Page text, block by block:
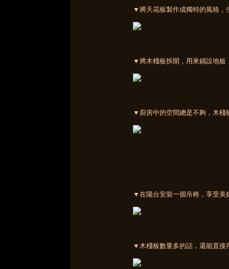
▼將天花板製作成獨特的風格，
▼將木棧板拆開，用來鋪設地板
▼廚房中的空間總是不夠，木棧
▼在陽台安裝一個吊椅，享受美
▼木棧板數量多的話，還能直接